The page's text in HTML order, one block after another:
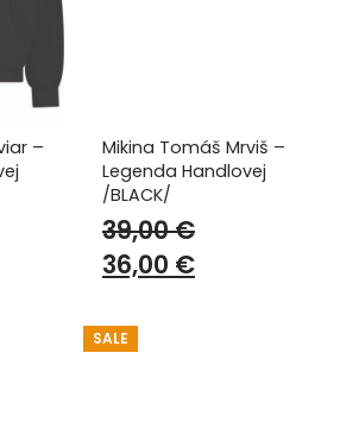
–
Mikina Tomáš Mrviš –
Legenda Handlovej
/BLACK/
39,00€
Original
was:
36,00 €Current
SALE